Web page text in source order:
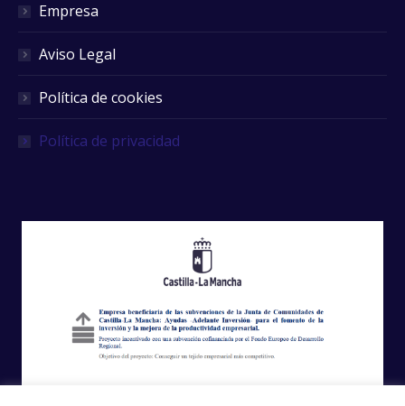
Empresa
Aviso Legal
Política de cookies
Política de privacidad